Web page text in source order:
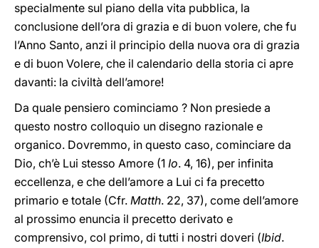
specialmente sul piano della vita pubblica, la
conclusione dell’ora di grazia e di buon volere, che fu
l’Anno Santo, anzi il principio della nuova ora di grazia
e di buon Volere, che il calendario della storia ci apre
davanti: la civiltà dell’amore!
Da quale pensiero cominciamo ? Non presiede a
questo nostro colloquio un disegno razionale e
organico. Dovremmo, in questo caso, cominciare da
Dio, ch’è Lui stesso Amore (1 Io. 4, 16), per infinita
eccellenza, e che dell’amore a Lui ci fa precetto
primario e totale (Cfr. Matth. 22, 37), come dell’amore
al prossimo enuncia il precetto derivato e
comprensivo, col primo, di tutti i nostri doveri (Ibid.